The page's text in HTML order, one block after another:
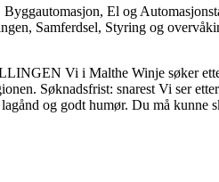
Byggautomasjon,El og
, Samferdsel, Styring og
Vi i Malthe Winje søker
Søknadsfrist: snarest Vi ser
og godt humør. Du må kunne